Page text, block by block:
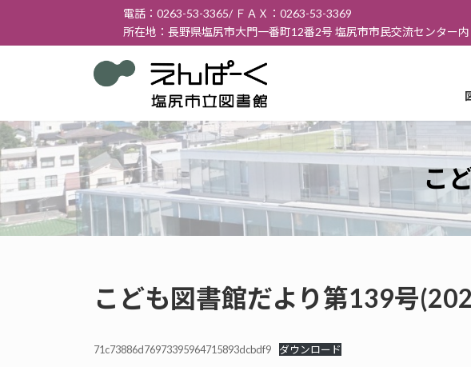
テ
ス
キ
ッ
ゲ
ン
に
移
電話：0263-53-3365/ ＦＡＸ：0263-53-3369
所在地：長野県塩尻市大門一番町12番2号 塩尻市市民交流センター内
こ
こども図書館だより第139号
71c73886d76973395964715893dcbdf9 ダウンロード